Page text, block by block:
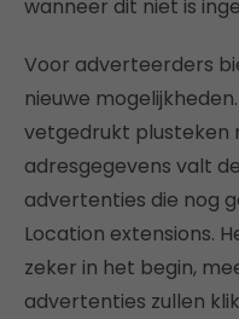
wanneer dit niet is
Voor adverteerders
nieuwe
vetgedrukt plusteken
adresgegevens valt
advertenties die nog
Location extensions.
zeker in het begin,
advertenties zullen